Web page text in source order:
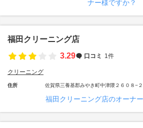
ナー様ですか？
福田クリーニング店
3.29
口コミ 1件
クリーニング
住所 佐賀県三養基郡みやき町中津隈２６０８−２
福田クリーニング店のオーナ